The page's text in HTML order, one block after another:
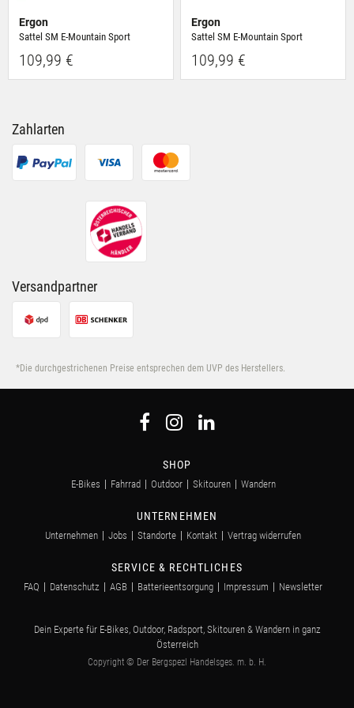
Ergon
Sattel SM E-Mountain Sport
109,99 €
Ergon
Sattel SM E-Mountain Sport
109,99 €
Zahlarten
Versandpartner
*Die durchgestrichenen Preise entsprechen dem UVP des Herstellers.
SHOP
E-Bikes Fahrrad Outdoor Skitouren Wandern
UNTERNEHMEN
Unternehmen Jobs Standorte Kontakt Vertrag widerrufen
SERVICE & RECHTLICHES
FAQ Datenschutz AGB Batterieentsorgung Impressum Newsletter
Dein Experte für E-Bikes, Outdoor, Radsport, Skitouren & Wandern in ganz
Österreich
Copyright © Der Bergspezl Handelsges. m. b. H.